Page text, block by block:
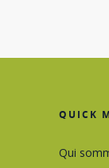
QUICK
Qui